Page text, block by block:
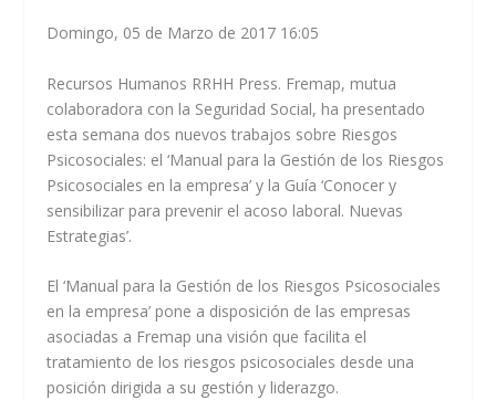
Domingo, 05 de Marzo de 2017 16:05
Recursos Humanos RRHH Press. Fremap, mutua
colaboradora con la Seguridad Social, ha presentado
esta semana dos nuevos trabajos sobre Riesgos
Psicosociales: el ‘Manual para la Gestión de los Riesgos
Psicosociales en la empresa’ y la Guía ‘Conocer y
sensibilizar para prevenir el acoso laboral. Nuevas
Estrategias’.
El ‘Manual para la Gestión de los Riesgos Psicosociales
en la empresa’ pone a disposición de las empresas
asociadas a Fremap una visión que facilita el
tratamiento de los riesgos psicosociales desde una
posición dirigida a su gestión y liderazgo.